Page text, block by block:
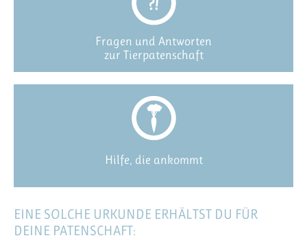
Fragen und Antworten
zur Tierpatenschaft
Hilfe, die ankommt
EINE SOLCHE URKUNDE ERHÄLTST DU FÜR
DEINE PATENSCHAFT: